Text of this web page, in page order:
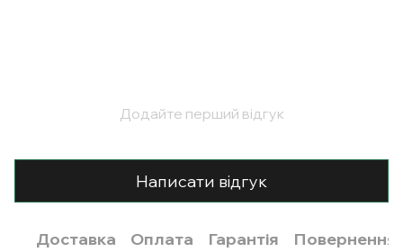
Додайте перший відгук
Написати відгук
Доставка Оплата Гарантія Повернення